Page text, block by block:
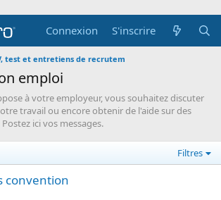
Connexion
S'inscrire
test et entretiens de recrutem
emploi
à votre employeur, vous souhaitez discuter
travail ou encore obtenir de l'aide sur des
ici vos messages.
Filtres
convention